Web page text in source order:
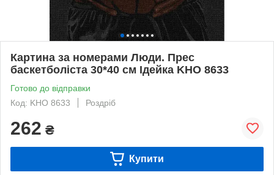
Картина за номерами Люди. Прес
баскетболіста 30*40 см Ідейка KHO 8633
Готово до відправки
Код: KHO 8633
Роздріб
262 ₴
Купити